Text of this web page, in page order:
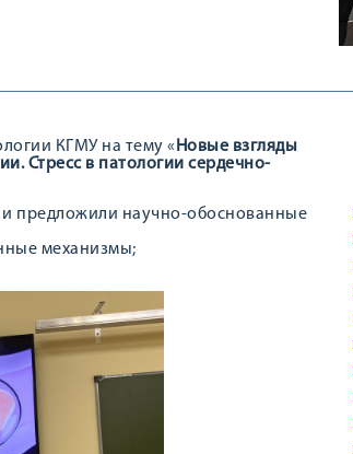
КГМУ на тему « Новые взгляды
Стресс в патологии сердечно-
и предложили научно-обоснованные
механизмы;